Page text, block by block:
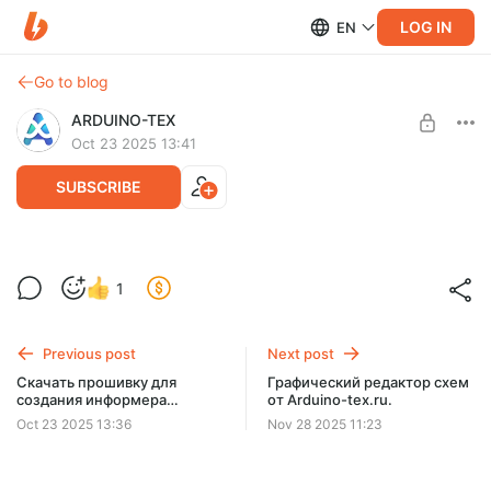
EN LOG IN
Go to blog
ARDUINO-TEX
Oct 23 2025 13:41
SUBSCRIBE
Скачать прошивку без ограничений
EasyHMI 0.1.4.1b
дисплеев:
ESP32-2432S024С
ESP32-2432S028С
ESP32-2432S028R
ESP32-2432S032С
UNLOCK POST
1
Previous post
Скачать прошивку для
создания информера
EasyHMI 0.1.4.1b
Oct 23 2025 13:36
Next post
Графический редактор схем
от Arduino-tex.ru.
Nov 28 2025 11:23